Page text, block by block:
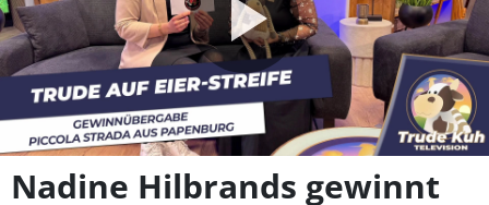
Video
Nadine Hilbrands gewinnt